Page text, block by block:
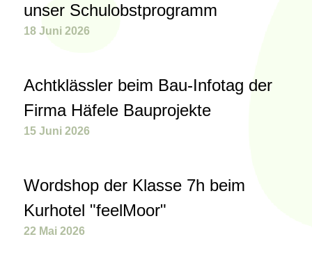
unser Schulobstprogramm
18 Juni 2026
Achtklässler beim Bau-Infotag der
Firma Häfele Bauprojekte
15 Juni 2026
Wordshop der Klasse 7h beim
Kurhotel "feelMoor"
22 Mai 2026